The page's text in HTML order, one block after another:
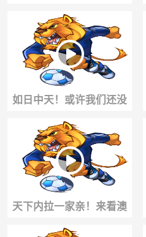
名场面：卡拉菲奥里前女
友宣示主权！
如日中天！或许我们还没
意识到登贝莱的球技早已
写进历史！
天下内拉一家亲！来看澳
大利亚国米球迷载歌载舞